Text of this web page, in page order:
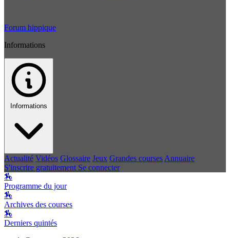
Forum hippique
Informations
Informations
Actualité Vidéos Glossaire Jeux Grandes courses Annuaire
S'inscrire gratuitement Se connecter
🏇
Programme du jour
🏇
Archives des courses
🏇
Derniers quintés